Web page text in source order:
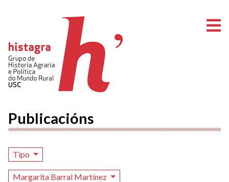
Publicacións
Tipo
Margarita Barral Martínez